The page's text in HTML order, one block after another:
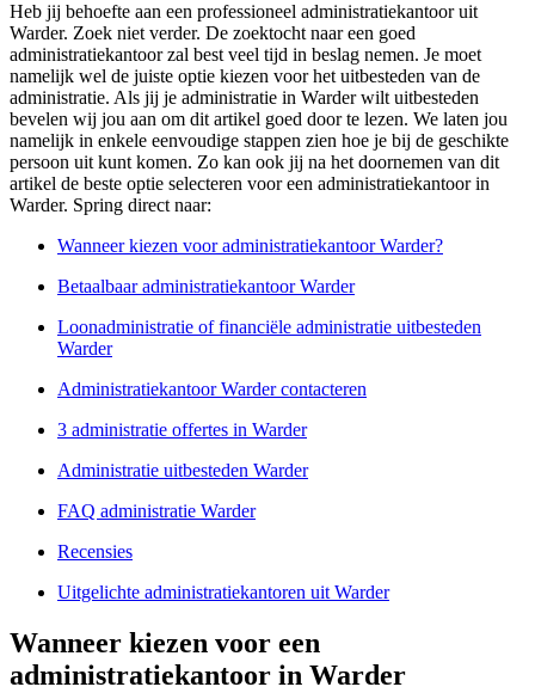
Heb jij behoefte aan een professioneel administratiekantoor uit
Warder. Zoek niet verder. De zoektocht naar een goed
administratiekantoor zal best veel tijd in beslag nemen. Je moet
namelijk wel de juiste optie kiezen voor het uitbesteden van de
administratie. Als jij je administratie in Warder wilt uitbesteden
bevelen wij jou aan om dit artikel goed door te lezen. We laten jou
namelijk in enkele eenvoudige stappen zien hoe je bij de geschikte
persoon uit kunt komen. Zo kan ook jij na het doornemen van dit
artikel de beste optie selecteren voor een administratiekantoor in
Warder. Spring direct naar:
Wanneer kiezen voor administratiekantoor Warder?
Betaalbaar administratiekantoor Warder
Loonadministratie of financiële administratie uitbesteden
Warder
Administratiekantoor Warder contacteren
3 administratie offertes in Warder
Administratie uitbesteden Warder
FAQ administratie Warder
Recensies
Uitgelichte administratiekantoren uit Warder
Wanneer kiezen voor een
administratiekantoor in Warder